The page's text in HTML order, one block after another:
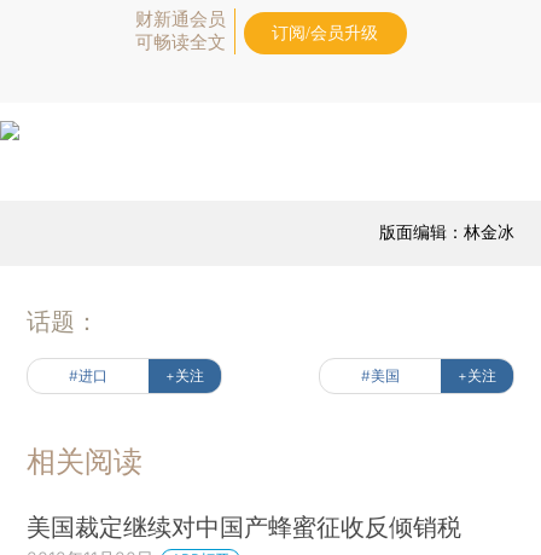
财新通会员
可畅读全文
订阅/会员升级
版面编辑：林金冰
话题：
#进口 +关注 #美国 +关注
相关阅读
美国裁定继续对中国产蜂蜜征收反倾销税